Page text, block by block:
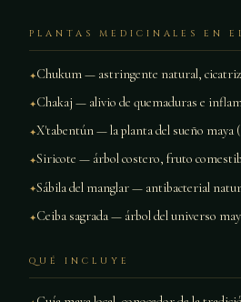
PLANTAS MEDICINALES EN
Chukum — astringente natural,
Chakaj — alivio de quemaduras e
X'tabentún — la planta del sueño maya
Siricote — árbol costero, fruto
Sábila del manglar — antibacterial
Ceiba sagrada — árbol del universo
QUÉ INCLUYE